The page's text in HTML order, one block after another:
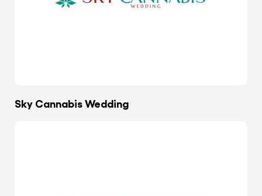
Sky Cannabis Wedding